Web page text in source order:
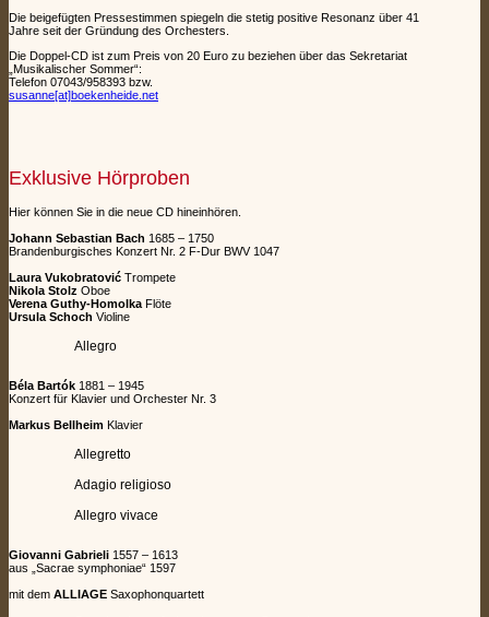
Die beigefügten Pressestimmen spiegeln die stetig positive Resonanz über 41
Jahre seit der Gründung des Orchesters.
Die Doppel-CD ist zum Preis von 20 Euro zu beziehen über das Sekretariat
„Musikalischer Sommer“:
Telefon 07043/958393 bzw.
susanne[at]boekenheide.net
Exklusive Hörproben
Hier können Sie in die neue CD hineinhören.
Johann Sebastian Bach 1685 – 1750
Brandenburgisches Konzert Nr. 2 F-Dur BWV 1047
Laura Vukobratović Trompete
Nikola Stolz Oboe
Verena Guthy-Homolka Flöte
Ursula Schoch Violine
Allegro
Béla Bartók 1881 – 1945
Konzert für Klavier und Orchester Nr. 3
Markus Bellheim Klavier
Allegretto
Adagio religioso
Allegro vivace
Giovanni Gabrieli 1557 – 1613
aus „Sacrae symphoniae“ 1597
mit dem ALLIAGE Saxophonquartett